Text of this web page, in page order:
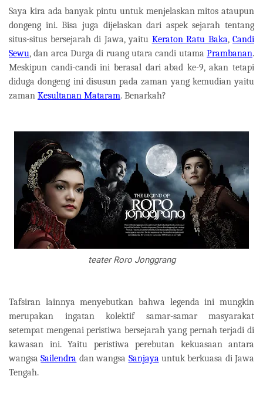
Saya kira ada banyak pintu untuk menjelaskan mitos ataupun
dongeng ini. Bisa juga dijelaskan dari aspek sejarah tentang
situs-situs bersejarah di Jawa, yaitu Keraton Ratu Baka, Candi
Sewu, dan arca Durga di ruang utara candi utama Prambanan.
Meskipun candi-candi ini berasal dari abad ke-9, akan tetapi
diduga dongeng ini disusun pada zaman yang kemudian yaitu
zaman Kesultanan Mataram. Benarkah?
teater Roro Jonggrang
Tafsiran lainnya menyebutkan bahwa legenda ini mungkin
merupakan ingatan kolektif samar-samar masyarakat
setempat mengenai peristiwa bersejarah yang pernah terjadi di
kawasan ini. Yaitu peristiwa perebutan kekuasaan antara
wangsaSailendra dan wangsa Sanjayauntuk berkuasa di Jawa
Tengah.